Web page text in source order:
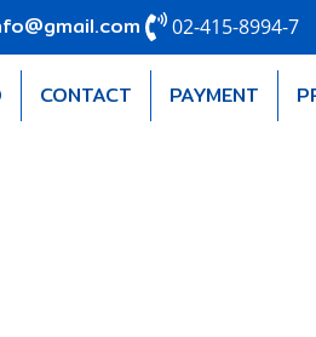
02-415-8994-7
CONTACT PAYMENT